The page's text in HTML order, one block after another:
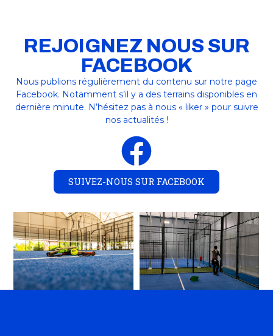
REJOIGNEZ NOUS SUR
FACEBOOK
Nous publions régulièrement du contenu sur notre page
Facebook. Notamment s’il y a des terrains disponibles en
dernière minute. N’hésitez pas à nous « liker » pour suivre
nos actualités !
SUIVEZ-NOUS SUR FACEBOOK